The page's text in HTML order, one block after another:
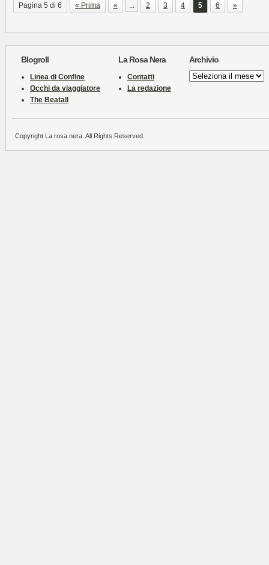
Pagina 5 di 6 « Prima « ... 2 3 4 5 6 »
Blogroll
Linea di Confine
Occhi da viaggiatore
The Beatall
La Rosa Nera
Contatti
La redazione
Archivio
Archivio
Copyright La rosa nera. All Rights Reserved.